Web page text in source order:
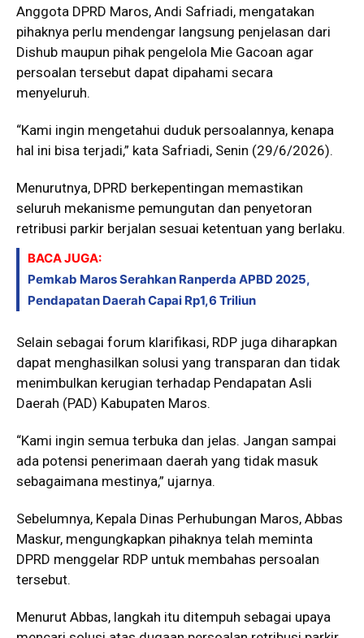
Anggota DPRD Maros, Andi Safriadi, mengatakan
pihaknya perlu mendengar langsung penjelasan dari
Dishub maupun pihak pengelola Mie Gacoan agar
persoalan tersebut dapat dipahami secara
menyeluruh.
“Kami ingin mengetahui duduk persoalannya, kenapa
hal ini bisa terjadi,” kata Safriadi, Senin (29/6/2026).
Menurutnya, DPRD berkepentingan memastikan
seluruh mekanisme pemungutan dan penyetoran
retribusi parkir berjalan sesuai ketentuan yang berlaku.
BACA JUGA:
Pemkab Maros Serahkan Ranperda APBD 2025,
Pendapatan Daerah Capai Rp1,6 Triliun
Selain sebagai forum klarifikasi, RDP juga diharapkan
dapat menghasilkan solusi yang transparan dan tidak
menimbulkan kerugian terhadap Pendapatan Asli
Daerah (PAD) Kabupaten Maros.
“Kami ingin semua terbuka dan jelas. Jangan sampai
ada potensi penerimaan daerah yang tidak masuk
sebagaimana mestinya,” ujarnya.
Sebelumnya, Kepala Dinas Perhubungan Maros, Abbas
Maskur, mengungkapkan pihaknya telah meminta
DPRD menggelar RDP untuk membahas persoalan
tersebut.
Menurut Abbas, langkah itu ditempuh sebagai upaya